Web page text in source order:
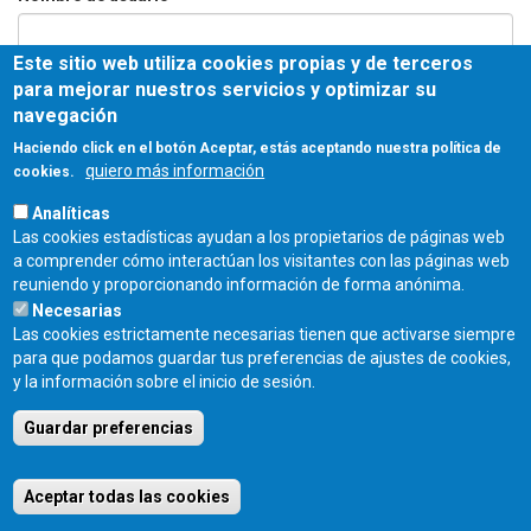
Contraseña*
Entrar
COLEGIO OFICIAL DE ARQUITECTOS DE CASTILLA Y LEÓN ESTE - C/
Miguel Íscar 17, 2º Dcha., 47001 Valladolid - TEL. 983 390 677 -
Este sitio web utiliza cookies propias y de terceros
para mejorar nuestros servicios y optimizar su
navegación
Haciendo click en el botón Aceptar, estás aceptando nuestra política de
cookies.
quiero más información
Analíticas
Las cookies estadísticas ayudan a los propietarios de páginas web
a comprender cómo interactúan los visitantes con las páginas web
reuniendo y proporcionando información de forma anónima.
Necesarias
Las cookies estrictamente necesarias tienen que activarse siempre
para que podamos guardar tus preferencias de ajustes de cookies,
y la información sobre el inicio de sesión.
Guardar preferencias
Aceptar todas las cookies